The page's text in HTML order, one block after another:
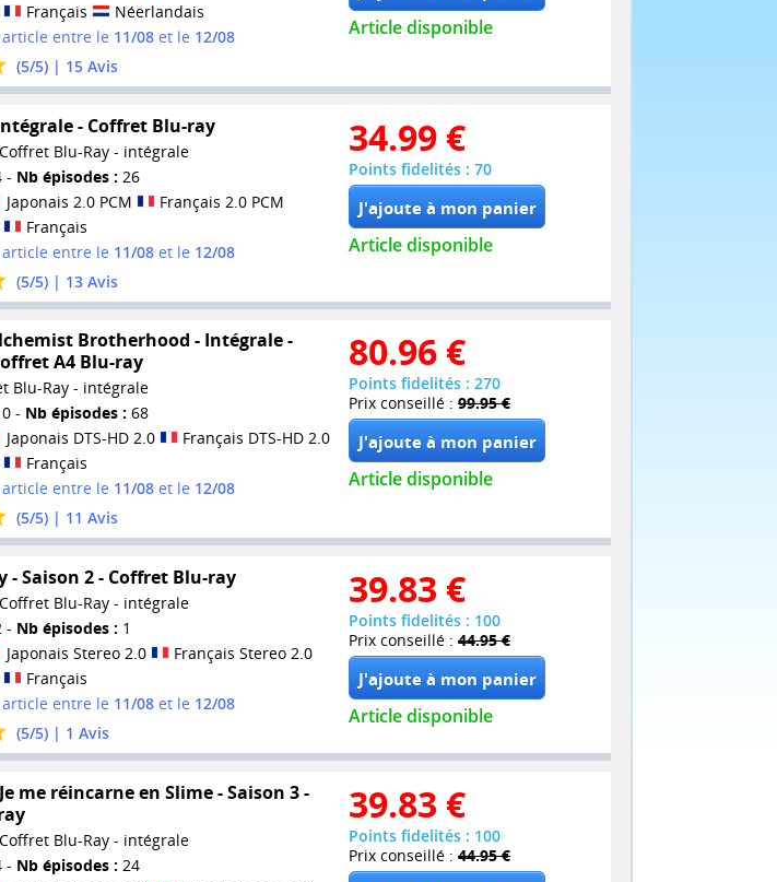
Français
Néerlandais
article entre le 11/08et le 12/08
(5/5) | 15Avis
Article disponible
- Coffret Blu-ray
Blu-Ray - intégrale
- Nb épisodes : 26
Japonais 2.0 PCM
Français 2.0 PCM
Français
article entre le 11/08et le 12/08
(5/5) | 13Avis
34.99 €
Points fidelités : 70
Article disponible
Brotherhood - Intégrale -
A4 Blu-ray
Blu-Ray - intégrale
- Nb épisodes : 68
Japonais DTS-HD 2.0
Français DTS-HD 2.0
Français
article entre le 11/08et le 12/08
(5/5) | 11 Avis
80.96 €
Points fidelités : 270
Prix conseillé : 99.95 €
Article disponible
- Saison 2 - Coffret Blu-ray
Blu-Ray - intégrale
- Nb épisodes : 1
Japonais Stereo 2.0
Français Stereo 2.0
Français
article entre le 11/08et le 12/08
(5/5) | 1 Avis
39.83 €
Points fidelités : 100
Prix conseillé : 44.95 €
Article disponible
me réincarne en Slime - Saison 3 -
Blu-Ray - intégrale
- Nb épisodes : 24
39.83 €
Points fidelités : 100
Prix conseillé : 44.95 €